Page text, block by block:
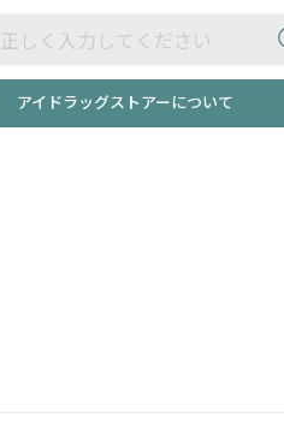
ント中！！
アイドラッグストアーについて